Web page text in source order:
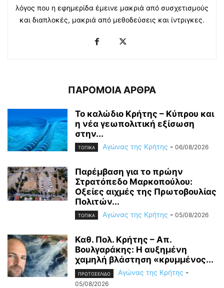
λόγος που η εφημερίδα έμεινε μακριά από συσχετισμούς
και διαπλοκές, μακριά από μεθοδεύσεις και ίντριγκες.
ΠΑΡΟΜΟΙΑ ΑΡΘΡΑ
Το καλώδιο Κρήτης – Κύπρου και
η νέα γεωπολιτική εξίσωση
στην...
ΤΟΠΙΚΑ Αγώνας της Κρήτης - 06/08/2026
Παρέμβαση για το πρώην
Στρατόπεδο Μαρκοπούλου:
Οξείες αιχμές της Πρωτοβουλίας
Πολιτών...
ΤΟΠΙΚΑ Αγώνας της Κρήτης - 05/08/2026
Καθ. Πολ. Κρήτης – Απ.
Βουλγαράκης: Η αυξημένη
χαμηλή βλάστηση «κρυμμένος...
ΠΡΩΤΟΣΕΛΙΔΟ Αγώνας της Κρήτης -
05/08/2026